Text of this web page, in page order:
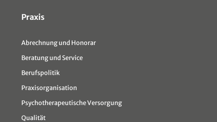
Sitemap
Praxis
Abrechnung und Honorar
Beratung und Service
Berufspolitik
Praxisorganisation
Psychotherapeutische Versorgung
Qualität